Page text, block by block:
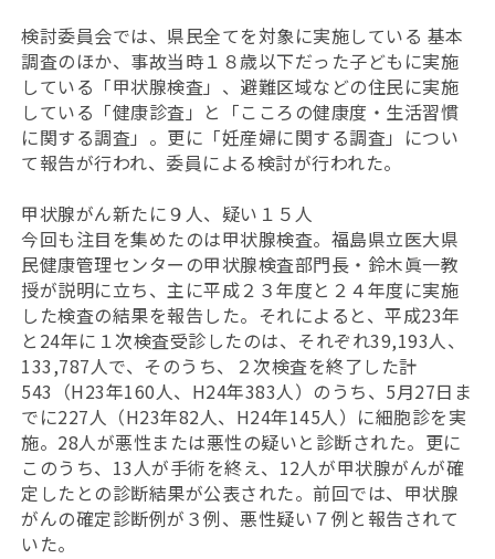
検討委員会では、県民全てを対象に実施している 基本
調査のほか、事故当時１８歳以下だった子どもに実施
している「甲状腺検査」、避難区域などの住民に実施
している「健康診査」と「こころの健康度・生活習慣
に関する調査」。更に「妊産婦に関する調査」につい
て報告が行われ、委員による検討が行われた。
甲状腺がん新たに９人、疑い１５人
今回も注目を集めたのは甲状腺検査。福島県立医大県
民健康管理センターの甲状腺検査部門長・鈴木眞一教
授が説明に立ち、主に平成２３年度と２４年度に実施
した検査の結果を報告した。それによると、平成23年
と24年に１次検査受診したのは、それぞれ39,193人、
133,787人で、そのうち、２次検査を終了した計
543（H23年160人、H24年383人）のうち、5月27日ま
でに227人（H23年82人、H24年145人）に細胞診を実
施。28人が悪性または悪性の疑いと診断された。更に
このうち、13人が手術を終え、12人が甲状腺がんが確
定したとの診断結果が公表された。前回では、甲状腺
がんの確定診断例が３例、悪性疑い７例と報告されて
いた。